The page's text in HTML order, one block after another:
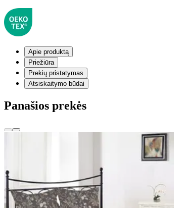
Apie produktą
Priežiūra
Prekių pristatymas
Atsiskaitymo būdai
Panašios prekės